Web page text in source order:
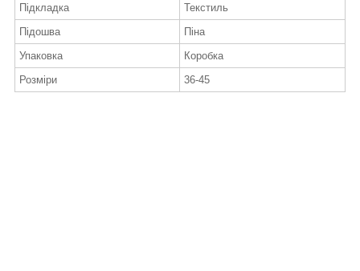
Підкладка
Текстиль
Підошва
Піна
Упаковка
Коробка
Розміри
36-45